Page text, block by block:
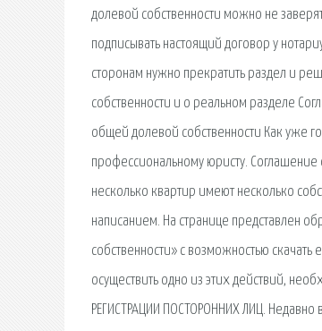
долевой собственности можно не
подписывать настоящий договор у
сторонам нужно прекратить раздел и
собственности и о реальном разделе
общей долевой собственности Как уже
профессиональному юристу.
несколько квартир имеют несколько
написанием. На странице представлен
собственности» с возможностью
осуществить одно из этих действий,
РЕГИСТРАЦИИ ПОСТОРОННИХ ЛИЦ. Недавно